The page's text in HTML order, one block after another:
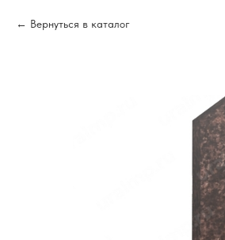
Вернуться в каталог